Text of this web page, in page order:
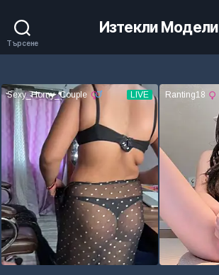
Търсене
Изтекли Модели